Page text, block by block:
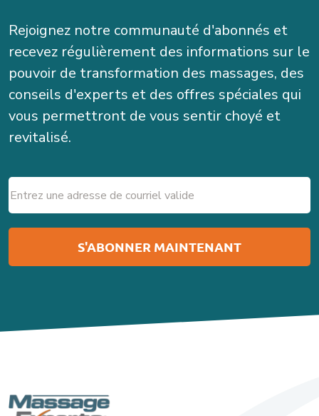
Rejoignez notre communauté d'abonnés et
recevez régulièrement des informations sur le
pouvoir de transformation des massages, des
conseils d'experts et des offres spéciales qui
vous permettront de vous sentir choyé et
revitalisé.
Email